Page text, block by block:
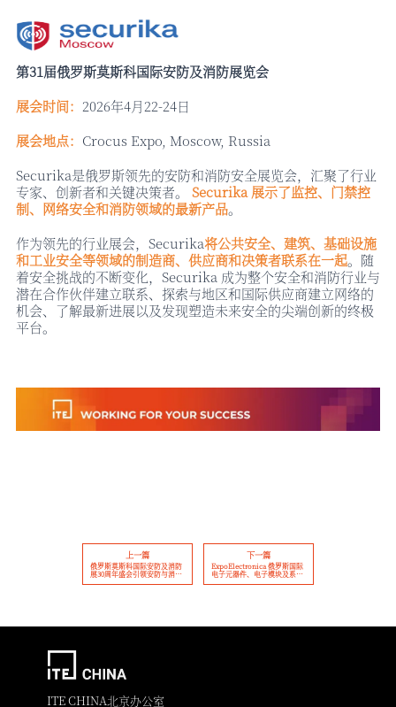
第31届俄罗斯莫斯科国际安防及消防展览会
展会时间： 2026年4月22-24日
展会地点： Crocus Expo, Moscow, Russia
Securika是俄罗斯领先的安防和消防安全展览会，汇聚了行业
专家、创新者和关键决策者。 Securika 展示了监控、门禁控
制、网络安全和消防领域的最新产品。
作为领先的行业展会， Securika将公共安全、建筑、基础设施
和工业安全等领域的制造商、供应商和决策者联系在一起。随
着安全挑战的不断变化， Securika 成为整个安全和消防行业与
潜在合作伙伴建立联系、探索与地区和国际供应商建立网络的
机会、了解最新进展以及发现塑造未来安全的尖端创新的终极
平台。
上一篇
俄罗斯莫斯科国际安防及消防
展30周年盛会引领安防与消防
行业新趋势
下一篇
ExpoElectronica 俄罗斯国际
电子元器件、电子模块及系统
展会参展商名单揭晓，2025年
ITE CHINA北京办公室